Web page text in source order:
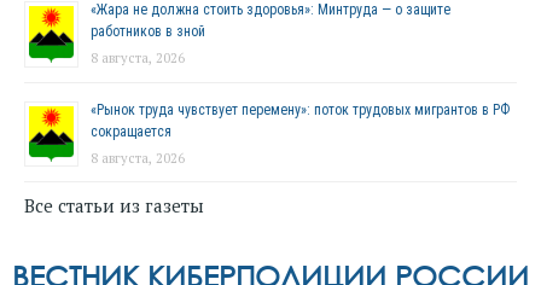
«Жара не должна стоить здоровья»: Минтруда — о защите
работников в зной
8 августа, 2026
«Рынок труда чувствует перемену»: поток трудовых мигрантов в РФ
сокращается
8 августа, 2026
Все статьи из газеты
ВЕСТНИК КИБЕРПОЛИЦИИ РОССИИ